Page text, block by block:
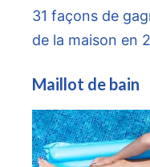
31 façons de
de la maison en
Maillot de bain